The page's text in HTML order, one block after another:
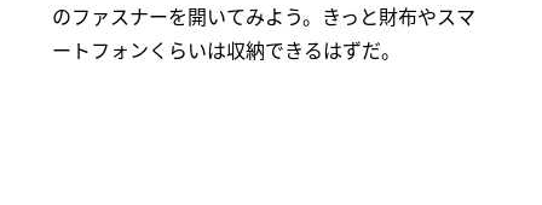
のファスナーを開いてみよう。きっと財布やスマ
ートフォンくらいは収納できるはずだ。